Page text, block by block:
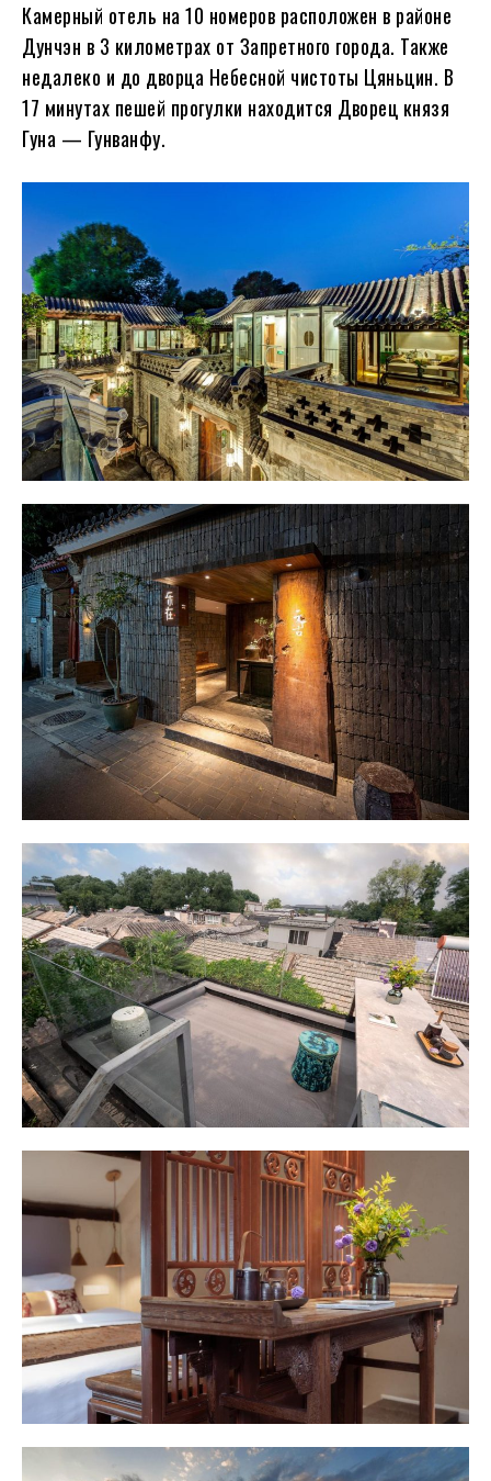
Камерный отель на 10 номеров расположен в районе
Дунчэн в 3 километрах от Запретного города. Также
недалеко и до дворца Небесной чистоты Цяньцин. В
17 минутах пешей прогулки находится Дворец князя
Гуна — Гунванфу.